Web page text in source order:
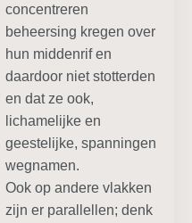
concentreren
beheersing kregen over
hun middenrif en
daardoor niet stotterden
en dat ze ook,
lichamelijke en
geestelijke, spanningen
wegnamen.
Ook op andere vlakken
zijn er parallellen; denk